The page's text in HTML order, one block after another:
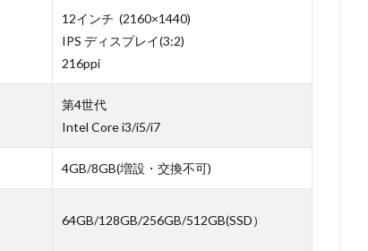
12インチ (2160×1440)
IPS ディスプレイ(3:2)
216ppi
第4世代
Intel Core i3/i5/i7
4GB/8GB(増設・交換不可)
64GB/128GB/256GB/512GB(SSD）